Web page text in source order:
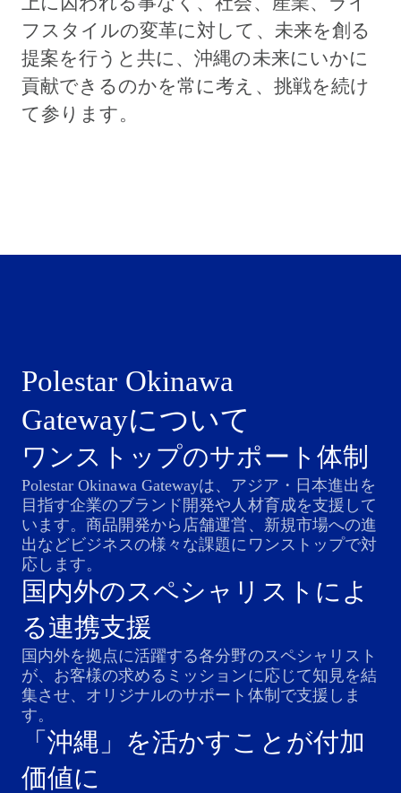
フスタイルの変革に対して、未来を創る
提案を行うと共に、沖縄の未来にいかに
貢献できるのかを常に考え、挑戦を続け
て参ります。
Polestar Okinawa
Gatewayについて
ワンストップのサポート体制
Polestar Okinawa Gatewayは、アジア・日本進出を
目指す企業のブランド開発や人材育成を支援して
います。商品開発から店舗運営、新規市場への進
出などビジネスの様々な課題にワンストップで対
応します。
国内外のスペシャリストによ
る連携支援
国内外を拠点に活躍する各分野のスペシャリスト
が、お客様の求めるミッションに応じて知⾒を結
集させ、オリジナルのサポート体制で支援しま
す。
「沖縄」を活かすことが付加
価値に